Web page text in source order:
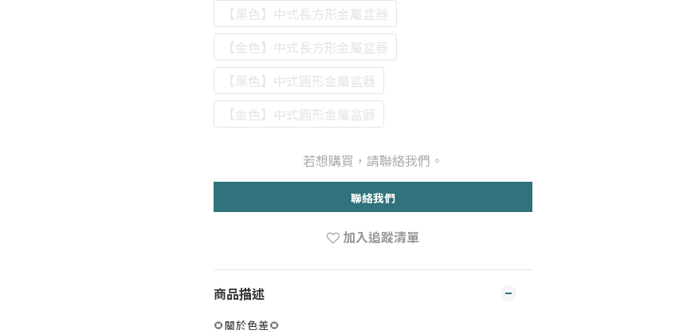
【黑色】中式長方形金屬盆器
【金色】中式長方形金屬盆器
【黑色】中式圓形金屬盆器
【金色】中式圓形金屬盆器
若想購買，請聯絡我們。
聯絡我們
加入追蹤清單
商品描述
🌻關於色差🌻